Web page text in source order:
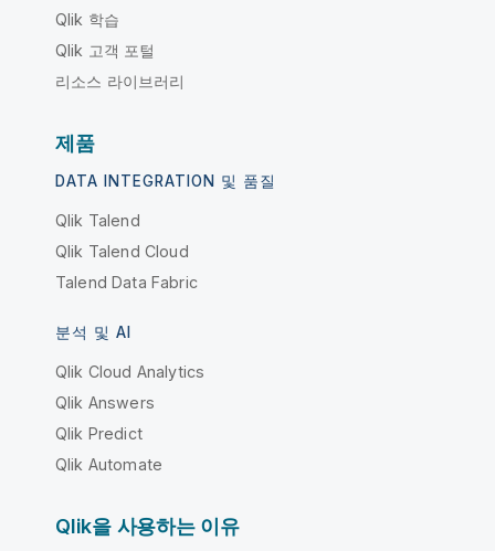
Qlik 학습
Qlik 고객 포털
리소스 라이브러리
제품
DATA INTEGRATION 및 품질
Qlik Talend
Qlik Talend Cloud
Talend Data Fabric
분석 및 AI
Qlik Cloud Analytics
Qlik Answers
Qlik Predict
Qlik Automate
Qlik을 사용하는 이유